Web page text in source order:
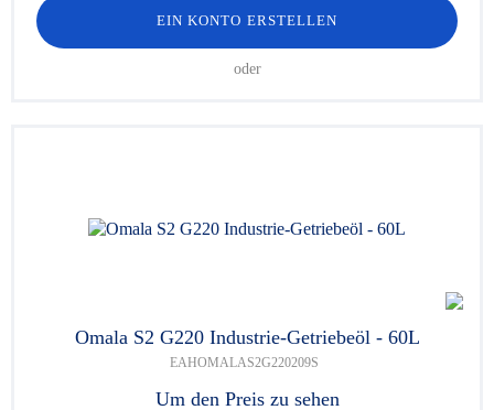
EIN KONTO ERSTELLEN
oder
Omala S2 G220 Industrie-Getriebeöl - 60L
EAHOMALAS2G220209S
Um den Preis zu sehen